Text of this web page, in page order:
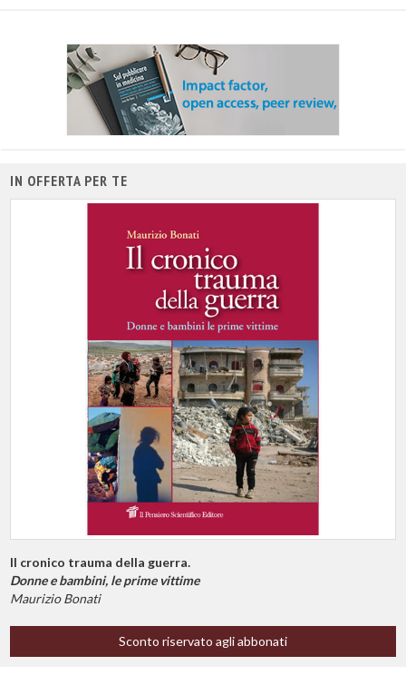
IN OFFERTA PER TE
Il cronico trauma della guerra.
Donne e bambini, le prime vittime
Maurizio Bonati
Sconto riservato agli abbonati